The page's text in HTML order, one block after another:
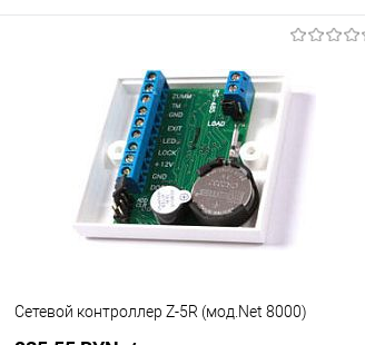
Купить в 1 клик
Сравнение
В избранное
В наличии
Сетевой контроллер Z-5R (мод.Net 8000)